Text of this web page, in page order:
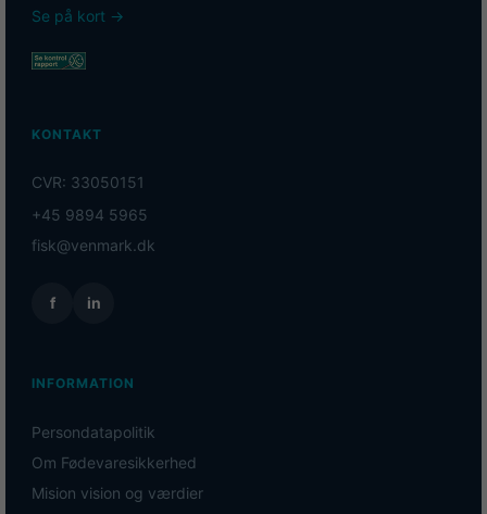
Se på kort →
KONTAKT
CVR: 33050151
+45 9894 5965
fisk@venmark.dk
f in
INFORMATION
Persondatapolitik
Om Fødevaresikkerhed
Mision vision og værdier